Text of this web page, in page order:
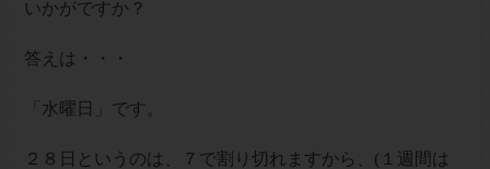
いかがですか？
答えは・・・
「水曜日」です。
２８日というのは、７で割り切れますから、(１週間は